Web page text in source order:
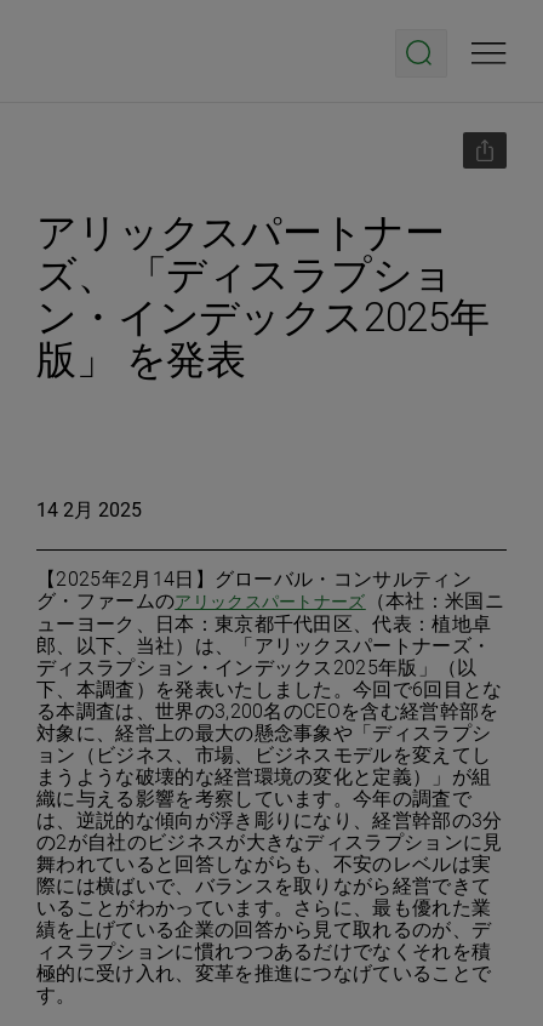
アリックスパートナー
ズ、 「ディスラプショ
ン・インデックス2025年
版」 を発表
14 2月 2025
【2025年2月14日】グローバル・コンサルティン
グ・ファームのアリックスパートナーズ
（本社：米国ニ
ューヨーク、日本：東京都千代田区、代表：植地卓
郎、以下、当社）は、「アリックスパートナーズ・
ディスラプション・インデックス2025年版」（以
下、本調査）を発表いたしました。今回で6回目とな
る本調査は、世界の3,200名のCEOを含む経営幹部を
対象に、経営上の最大の懸念事象や「ディスラプシ
ョン（ビジネス、市場、ビジネスモデルを変えてし
まうような破壊的な経営環境の変化と定義）」が組
織に与える影響を考察しています。今年の調査で
は、逆説的な傾向が浮き彫りになり、経営幹部の3分
の2が自社のビジネスが大きなディスラプションに見
舞われていると回答しながらも、不安のレベルは実
際には横ばいで、バランスを取りながら経営できて
いることがわかっています。さらに、最も優れた業
績を上げている企業の回答から見て取れるのが、デ
ィスラプションに慣れつつあるだけでなくそれを積
極的に受け入れ、変革を推進につなげていることで
す。